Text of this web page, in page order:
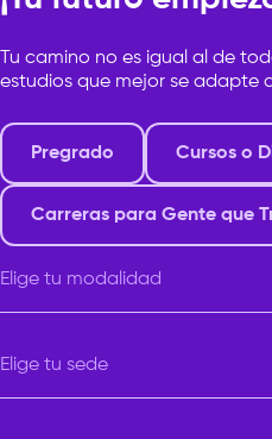
Tu camino no es igual al de
estudios que mejor se adapte
Pregrado Cursos o
Carreras para Gente que
Elige tu modalidad
Elige tu sede